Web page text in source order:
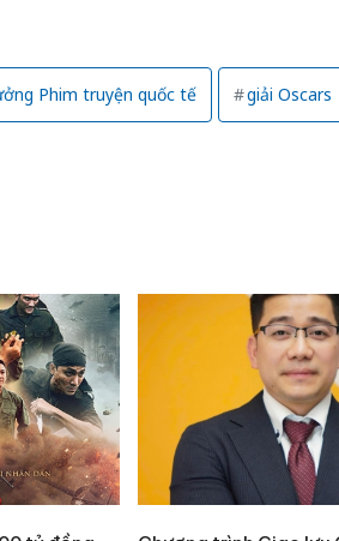
Phim truyện quốc tế giải Oscars